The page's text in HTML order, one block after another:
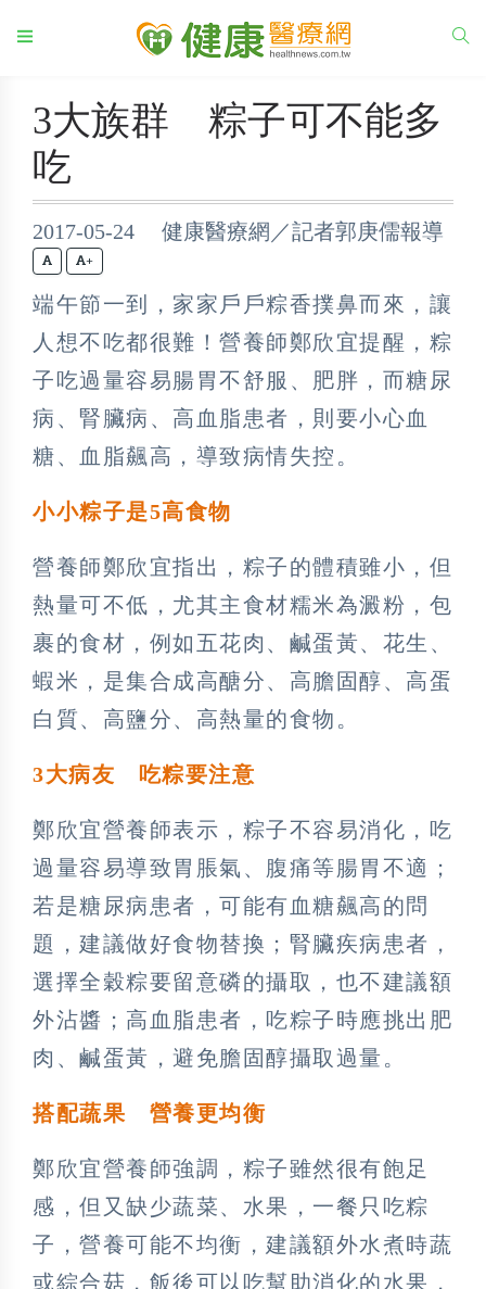
3大族群 粽子可不能多
吃
2017-05-24 健康醫療網／記者郭庚儒報導
+
端午節一到，家家戶戶粽香撲鼻而來，讓
人想不吃都很難！營養師鄭欣宜提醒，粽
子吃過量容易腸胃不舒服、肥胖，而糖尿
病、腎臟病、高血脂患者，則要小心血
糖、血脂飆高，導致病情失控。
小小粽子是5高食物
營養師鄭欣宜指出，粽子的體積雖小，但
熱量可不低，尤其主食材糯米為澱粉，包
裹的食材，例如五花肉、鹹蛋黃、花生、
蝦米，是集合成高醣分、高膽固醇、高蛋
白質、高鹽分、高熱量的食物。
3大病友 吃粽要注意
鄭欣宜營養師表示，粽子不容易消化，吃
過量容易導致胃脹氣、腹痛等腸胃不適；
若是糖尿病患者，可能有血糖飆高的問
題，建議做好食物替換；腎臟疾病患者，
選擇全穀粽要留意磷的攝取，也不建議額
外沾醬；高血脂患者，吃粽子時應挑出肥
肉、鹹蛋黃，避免膽固醇攝取過量。
搭配蔬果 營養更均衡
鄭欣宜營養師強調，粽子雖然很有飽足
感，但又缺少蔬菜、水果，一餐只吃粽
子，營養可能不均衡，建議額外水煮時蔬
或綜合菇，飯後可以吃幫助消化的水果，